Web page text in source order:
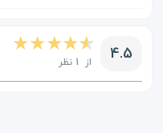
4.5 از 1 نظر